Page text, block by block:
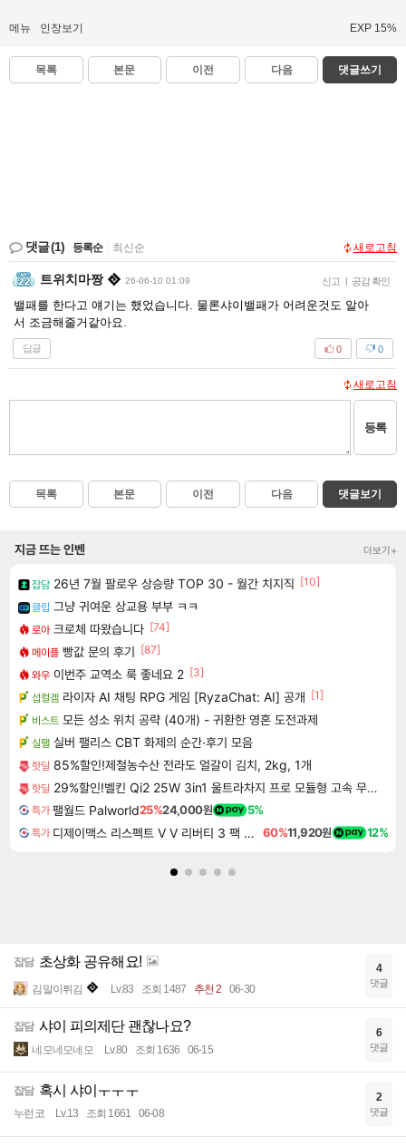
메뉴 인장보기 EXP 15%
목록 본문 이전 다음 댓글쓰기
댓글(1) 등록순 최신순 새로고침
트위치마짱 26-06-10 01:09 신고 | 공감 확인
밸패를 한다고 얘기는 했었습니다. 물론샤이밸패가 어려운것도 알아
서 조금해줄거같아요.
답글 0
0
새로고침
등록
목록 본문 이전 다음 댓글보기
지금 뜨는 인벤 더보기+
잡담 26년 7월 팔로우 상승량 TOP 30 - 월간 치지직 [10]
클립 그냥 귀여운 상교용 부부 ㅋㅋ
로아 크로체 따왔습니다 [74]
메이플 빵값 문의 후기 [87]
와우 이번주 교역소 룩 좋네요 2 [3]
섭컬겜 라이자 AI 채팅 RPG 게임 [RyzaChat: AI] 공개 [1]
비스트 모든 성소 위치 공략 (40개) - 귀환한 영혼 도전과제
실팰 실버 팰리스 CBT 화제의 순간·후기 모음
핫딜 85%할인!제철농수산 전라도 얼갈이 김치, 2kg, 1개
핫딜 29%할인!벨킨 Qi2 25W 3in1 울트라차지 프로 모듈형 고속 무선 충전기 WIZ052kr 갤럭시S26 아이폰17 호환
특가 팰월드 Palworld25%24,000원 5%
특가 디제이맥스 리스펙트 V V 리버티 3 팩 DJMAX RESPECT V V Liberty 3 Pack DLC 60%11,920원 12%
잡담 초상화 공유해요!
김말이튀김 Lv.83 조회 1487 추천 2 06-30
4
댓글
잡담 샤이 피의제단 괜찮나요?
네모네모네모 Lv.80 조회 1636 06-15
6
댓글
잡담 혹시 샤이ㅜㅜㅜ
누런코 Lv.13 조회 1661 06-08
2
댓글